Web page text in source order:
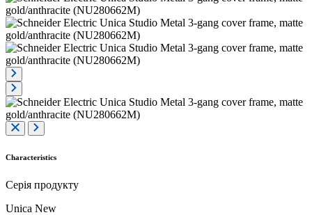
Characteristics
Серія продукту
Unica New